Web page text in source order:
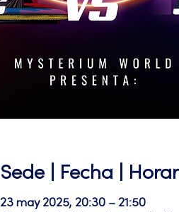
Sede | Fecha |
23 may 2025, 20:30 – 21:50